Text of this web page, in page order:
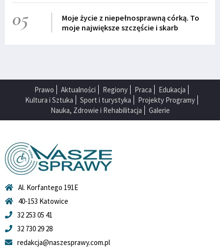
05
Moje życie z niepełnosprawną córką. To
moje największe szczęście i skarb
Prawo Aktualności Regiony Praca
Edukacja
Kultura i Sztuka
Sport i turystyka
Projekty Programy
Nauka, Zdrowie i Rehabilitacja
Galerie
Al. Korfantego 191E
40-153 Katowice
32 253 05 41
32 730 29 28
redakcja@naszesprawy.com.pl